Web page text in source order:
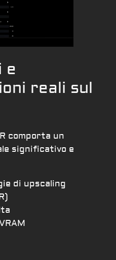
e
reali sul
comporta un
significativo e
di upscaling